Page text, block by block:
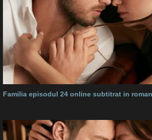
Familia episodul 24 online subtitrat in